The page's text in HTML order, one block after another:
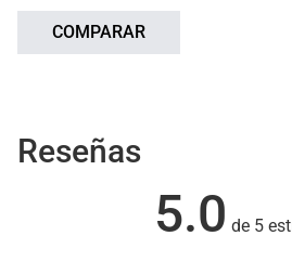
COMPARAR
Reseñas
5.0 de 5